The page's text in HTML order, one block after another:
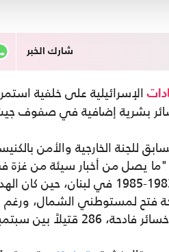
شارك الخبر
الإسرائيلية على خلفية
بشرية إضافية في صفوف
للجنة الخارجية والأمن
يصل من أخبار سيئة من غزة في
دروس أحداث 1983-1985 في
فتح لمستوطني الشمال، ورغم
1985، وتعرضه للاستنزاف حتى النخاع".